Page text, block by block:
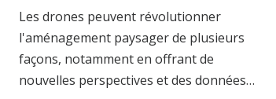
Les drones peuvent révolutionner
l'aménagement paysager de plusieurs
façons, notamment en offrant de
nouvelles perspectives et des données…